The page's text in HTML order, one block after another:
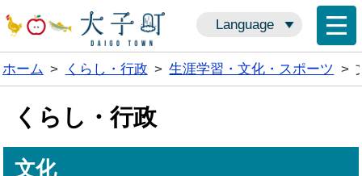
Language
ホーム > くらし・行政 > 生涯学習・文化・スポーツ >
くらし・行政
文化